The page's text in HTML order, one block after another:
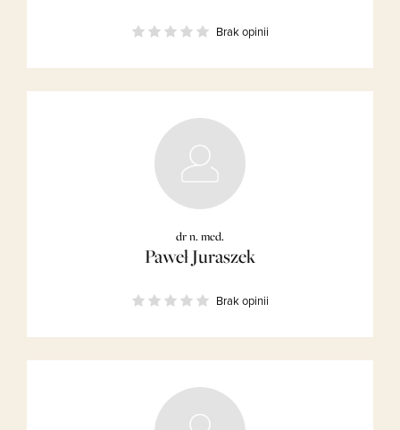
Brak opinii
dr n. med.
Paweł Juraszek
Brak opinii